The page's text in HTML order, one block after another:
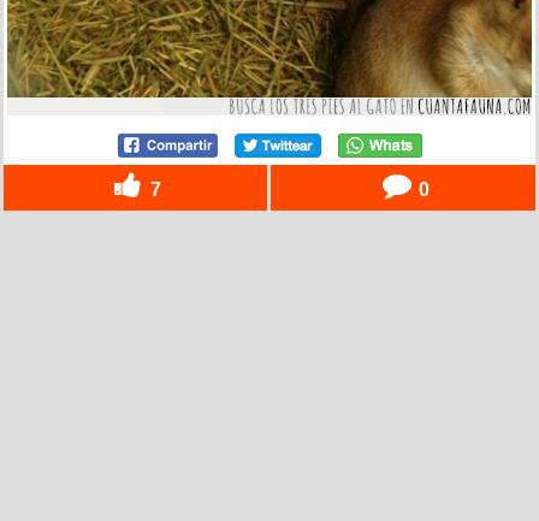
7 0